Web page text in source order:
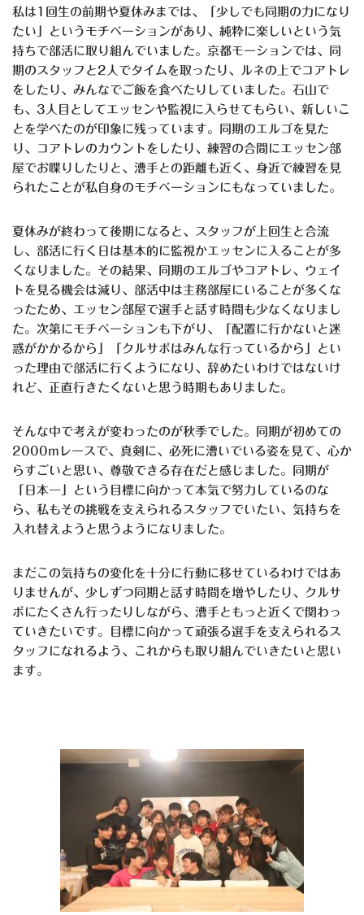
私は1回生の前期や夏休みまでは、「少しでも同期の力になり
たい」というモチベーションがあり、純粋に楽しいという気
持ちで部活に取り組んでいました。京都モーションでは、同
期のスタッフと2人でタイムを取ったり、ルネの上でコアトレ
をしたり、みんなでご飯を食べたりしていました。石山で
も、3人目としてエッセンや監視に入らせてもらい、新しいこ
とを学べたのが印象に残っています。同期のエルゴを見た
り、コアトレのカウントをしたり、練習の合間にエッセン部
屋でお喋りしたりと、漕手との距離も近く、身近で練習を見
られたことが私自身のモチベーションにもなっていました。
夏休みが終わって後期になると、スタッフが上回生と合流
し、部活に行く日は基本的に監視かエッセンに入ることが多
くなりました。その結果、同期のエルゴやコアトレ、ウェイ
トを見る機会は減り、部活中は主務部屋にいることが多くな
ったため、エッセン部屋で選手と話す時間も少なくなりまし
た。次第にモチベーションも下がり、「配置に行かないと迷
惑がかかるから」「クルサポはみんな行っているから」とい
った理由で部活に行くようになり、辞めたいわけではないけ
れど、正直行きたくないと思う時期もありました。
そんな中で考えが変わったのが秋季でした。同期が初めての
2000mレースで、真剣に、必死に漕いでいる姿を見て、心か
らすごいと思い、尊敬できる存在だと感じました。同期が
「日本一」という目標に向かって本気で努力しているのな
ら、私もその挑戦を支えられるスタッフでいたい、気持ちを
入れ替えようと思うようになりました。
まだこの気持ちの変化を十分に行動に移せているわけではあ
りませんが、少しずつ同期と話す時間を増やしたり、クルサ
ポにたくさん行ったりしながら、漕手ともっと近くで関わっ
ていきたいです。目標に向かって頑張る選手を支えられるス
タッフになれるよう、これからも取り組んでいきたいと思い
ます。